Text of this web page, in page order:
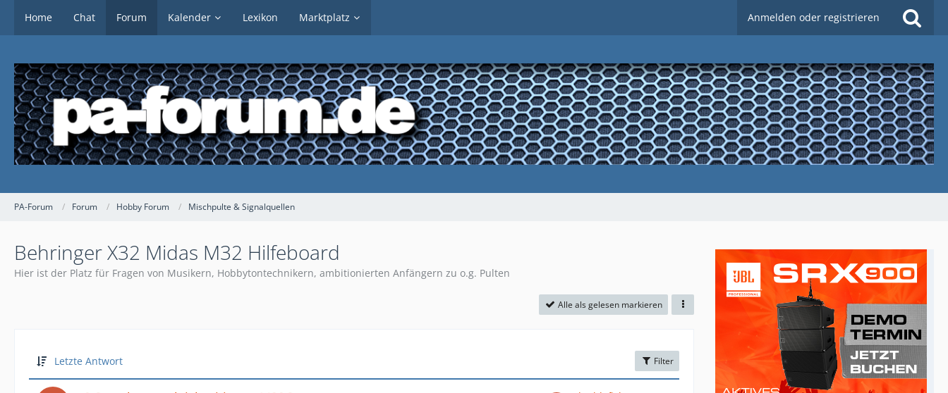
Home Chat Forum Kalender Lexikon Marktplatz Anmelden oder registrieren
PA-Forum Forum Hobby Forum Mischpulte & Signalquellen
Behringer X32 Midas M32 Hilfeboard
Hier ist der Platz für Fragen von Musikern, Hobbytontechnikern, ambitionierten Anfängern zu o.g. Pulten
Alle als gelesen markieren
Letzte Antwort Filter